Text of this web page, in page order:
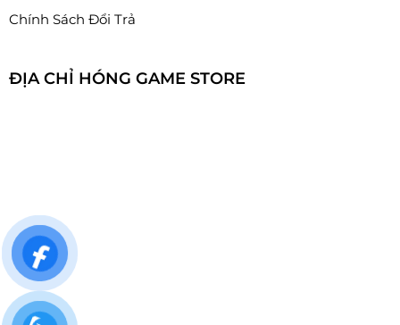
Chính Sách Đổi Trả
ĐỊA CHỈ HÓNG GAME STORE